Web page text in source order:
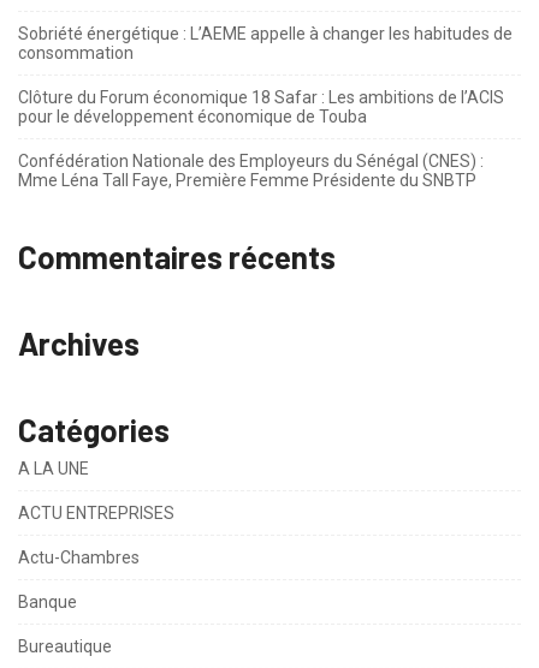
Sobriété énergétique : L’AEME appelle à changer les habitudes de
consommation
Clôture du Forum économique 18 Safar : Les ambitions de l’ACIS
pour le développement économique de Touba
Confédération Nationale des Employeurs du Sénégal (CNES) :
Mme Léna Tall Faye, Première Femme Présidente du SNBTP
Commentaires récents
Archives
Catégories
A LA UNE
ACTU ENTREPRISES
Actu-Chambres
Banque
Bureautique